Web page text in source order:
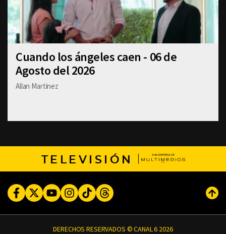
Cuando los ángeles caen - 06 de
Agosto del 2026
Allan Martinez
TELEVISIÓN
FacebookTwitterYoutubeInstagram
TikTokThreads
DERECHOS RESERVADOS © CANAL 6 2026